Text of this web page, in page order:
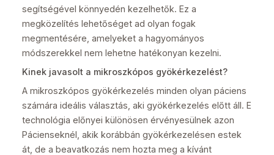
segítségével könnyedén kezelhetők. Ez a
megközelítés lehetőséget ad olyan fogak
megmentésére, amelyeket a hagyományos
módszerekkel nem lehetne hatékonyan kezelni.
Kinek javasolt a mikroszkópos gyökérkezelést?
A mikroszkópos gyökérkezelés minden olyan páciens
számára ideális választás, aki gyökérkezelés előtt áll. E
technológia előnyei különösen érvényesülnek azon
Pácienseknél, akik korábbán gyökérkezelésen estek
át, de a beavatkozás nem hozta meg a kívánt